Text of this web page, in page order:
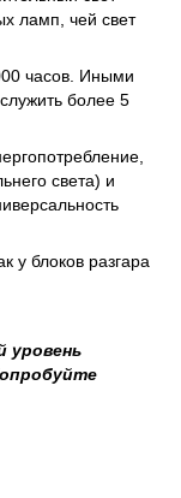
ламп, чей свет
часов. Иными
более 5
света) и
у блоков разгара
уровень